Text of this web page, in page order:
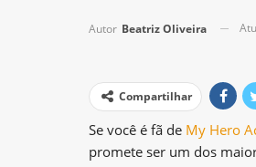
Autor Beatriz Oliveira
Compartilhar
Se você é fã de My Hero
promete ser um dos